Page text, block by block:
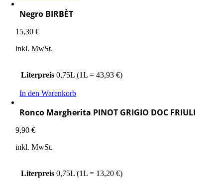
Negro BIRBÈT
15,30€
inkl. MwSt.
Literpreis 0,75L (1L = 43,93 €)
In den Warenkorb
Ronco Margherita PINOT GRIGIO DOC FRIULI
9,90€
inkl. MwSt.
Literpreis 0,75L (1L = 13,20 €)